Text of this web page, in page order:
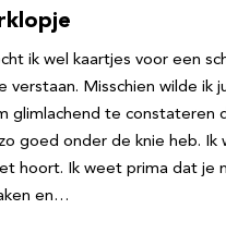
ik wel kaartjes voor een
verstaan. Misschien wilde ik
glimlachend te constateren
goed onder de knie heb. Ik
hoort. Ik weet prima dat je
en…